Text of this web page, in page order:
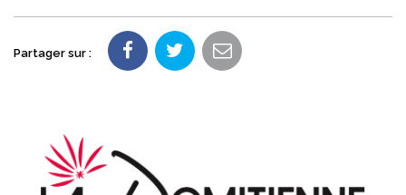
Partager sur :